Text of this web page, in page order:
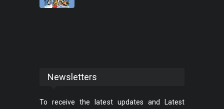
Newsletters
To receive the latest updates and Latest